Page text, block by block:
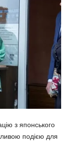
з японського
подією для